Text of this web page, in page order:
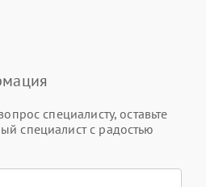
специалисту, оставьте
специалист с радостью